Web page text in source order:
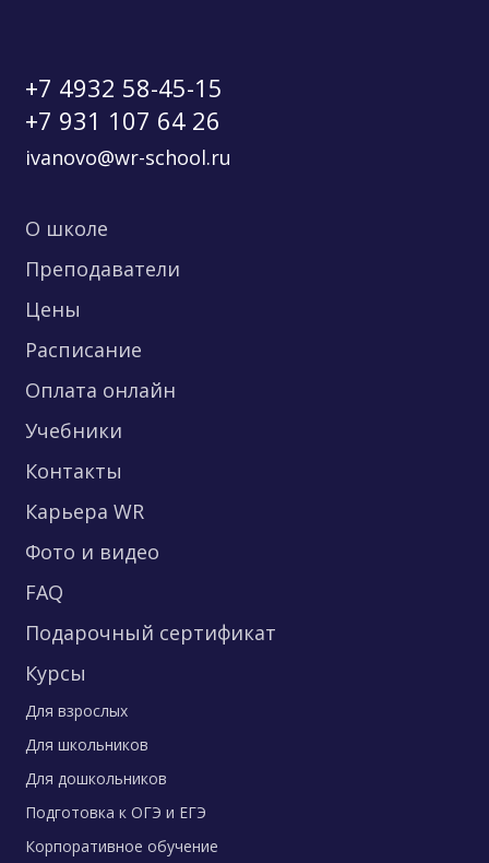
+7 4932 58-45-15
+7 931 107 64 26
ivanovo@wr-school.ru
О школе
Преподаватели
Цены
Расписание
Оплата онлайн
Учебники
Контакты
Карьера WR
Фото и видео
FAQ
Подарочный сертификат
Курсы
Для взрослых
Для школьников
Для дошкольников
Подготовка к ОГЭ и ЕГЭ
Корпоративное обучение